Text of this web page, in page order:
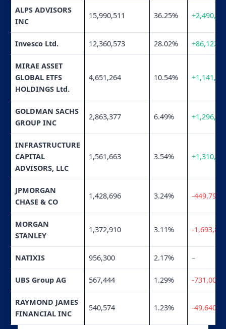
ALPS ADVISORS
INC
15,990,511 36.25%
Invesco Ltd. 12,360,573 28.02% +86,122
MIRAE ASSET
GLOBAL ETFS
HOLDINGS Ltd.
4,651,264 10.54%
GOLDMAN SACHS
GROUP INC
2,863,377 6.49%
INFRASTRUCTURE
CAPITAL
ADVISORS, LLC
1,561,663 3.54%
JPMORGAN
CHASE & CO
1,428,696 3.24% -449,797
MORGAN
STANLEY
1,372,910 3.11% -1,693,824
NATIXIS 956,300 2.17% –
UBS Group AG 567,444 1.29% -731,001
RAYMOND JAMES
FINANCIAL INC
540,574 1.23% -49,640